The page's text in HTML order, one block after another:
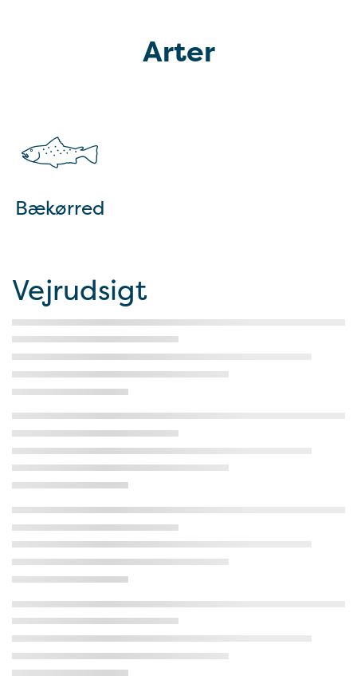
Arter
Bækørred
Vejrudsigt